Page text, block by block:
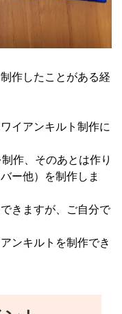
作したことがある経
イアンキルト制作に
作、そのあとは作り
ー他）を制作しま
きますが、ご自分で
ンキルトを制作でき